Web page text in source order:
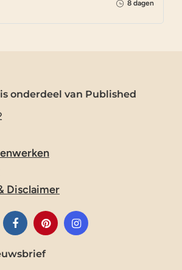
8 dagen
onderdeel van Published
Disclaimer